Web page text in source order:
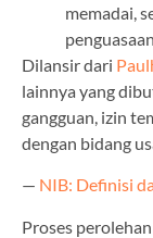
memadai,
Dilansir dari
lainnya yang
gangguan, izin
dengan bidang
— NIB: Definisi
Proses